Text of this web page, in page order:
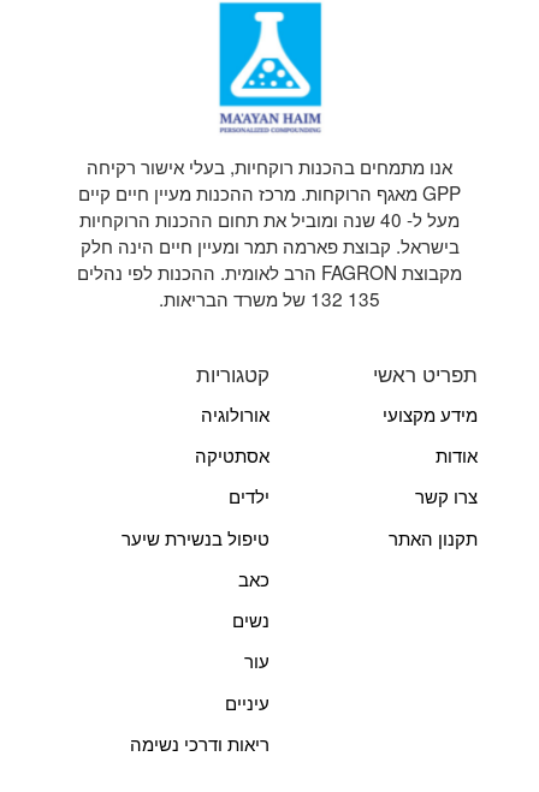
אנו מתמחים בהכנות רוקחיות, בעלי אישור רקיחה
GPP מאגף הרוקחות. מרכז ההכנות מעיין חיים קיים
מעל ל- 40 שנה ומוביל את תחום ההכנות הרוקחיות
בישראל. קבוצת פארמה תמר ומעיין חיים הינה חלק
מקבוצת FAGRON הרב לאומית. ההכנות לפי נהלים
135 132 של משרד הבריאות.
תפריט ראשי
מידע מקצועי
אודות
צרו קשר
תקנון האתר
קטגוריות
אורולוגיה
אסתטיקה
ילדים
טיפול בנשירת שיער
כאב
נשים
עור
עיניים
ריאות ודרכי נשימה